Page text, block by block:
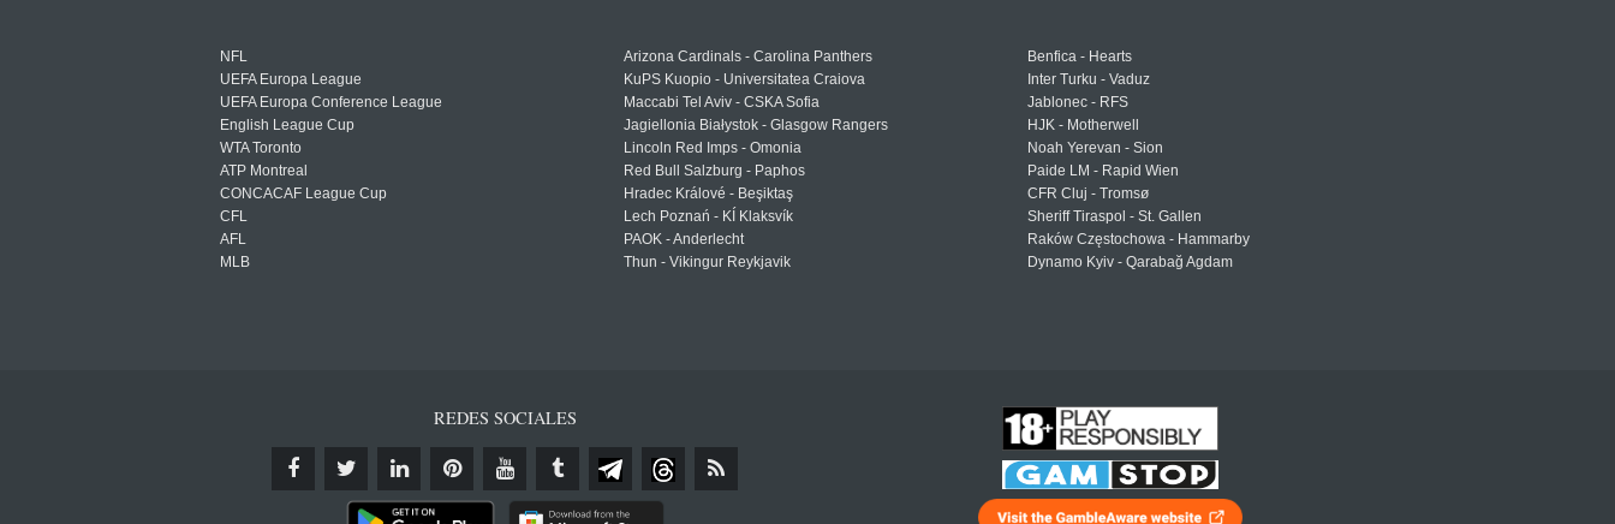
NFL
UEFA Europa League
UEFA Europa Conference League
English League Cup
WTA Toronto
ATP Montreal
CONCACAF League Cup
CFL
AFL
MLB
Arizona Cardinals - Carolina Panthers
KuPS Kuopio - Universitatea Craiova
Maccabi Tel Aviv - CSKA Sofia
Jagiellonia Białystok - Glasgow Rangers
Lincoln Red Imps - Omonia
Red Bull Salzburg - Paphos
Hradec Králové - Beşiktaş
Lech Poznań - KÍ Klaksvík
PAOK - Anderlecht
Thun - Vikingur Reykjavik
Benfica - Hearts
Inter Turku - Vaduz
Jablonec - RFS
HJK - Motherwell
Noah Yerevan - Sion
Paide LM - Rapid Wien
CFR Cluj - Tromsø
Sheriff Tiraspol - St. Gallen
Raków Częstochowa - Hammarby
Dynamo Kyiv - Qarabağ Agdam
REDES SOCIALES